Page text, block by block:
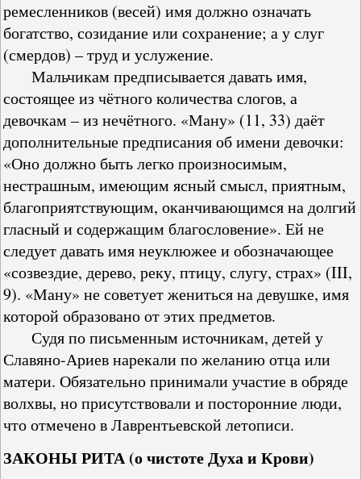
ремесленников (весей) имя должно означать
богатство, созидание или сохранение; а у слуг
(смердов) – труд и услужение.
Мальчикам предписывается давать имя,
состоящее из чётного количества слогов, а
девочкам – из нечётного. «Ману» (11, 33) даёт
дополнительные предписания об имени девочки:
«Оно должно быть легко произносимым,
нестрашным, имеющим ясный смысл, приятным,
благоприятствующим, оканчивающимся на долгий
гласный и содержащим благословение». Ей не
следует давать имя неуклюжее и обозначающее
«созвездие, дерево, реку, птицу, слугу, страх» (III,
9). «Ману» не советует жениться на девушке, имя
которой образовано от этих предметов.
Судя по письменным источникам, детей у
Славяно-Ариев нарекали по желанию отца или
матери. Обязательно принимали участие в обряде
волхвы, но присутствовали и посторонние люди,
что отмечено в Лаврентьевской летописи.
ЗАКОНЫ РИТА (о чистоте Духа и Крови)